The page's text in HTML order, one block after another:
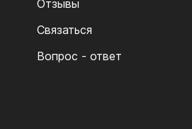
Отзывы
Связаться
Вопрос - ответ